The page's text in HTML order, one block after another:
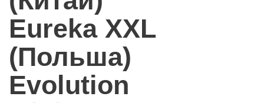
Eureka XXL
(Польша)
Evolution